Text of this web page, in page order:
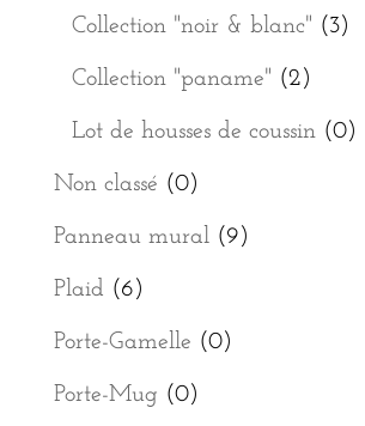
Collection "noir & blanc" (3)
Collection "paname" (2)
Lot de housses de coussin (0)
Non classé (0)
Panneau mural (9)
Plaid (6)
Porte-Gamelle (0)
Porte-Mug (0)